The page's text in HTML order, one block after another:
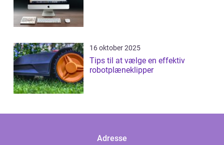
16 oktober 2025
Tips til at vælge en effektiv
robotplæneklipper
Adresse